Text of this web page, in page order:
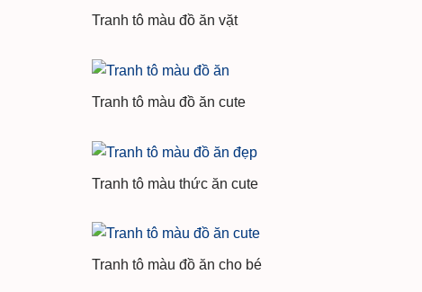
Tranh tô màu đồ ăn vặt
Tranh tô màu đồ ăn cute
Tranh tô màu thức ăn cute
Tranh tô màu đồ ăn cho bé